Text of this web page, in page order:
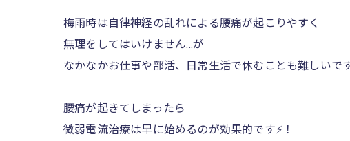
梅雨時は自律神経の乱れによる腰痛が起こりやすく
無理をしてはいけません…が
なかなかお仕事や部活、日常生活で休むことも難しいで
腰痛が起きてしまったら
微弱電流治療は早に始めるのが効果的です⚡️！